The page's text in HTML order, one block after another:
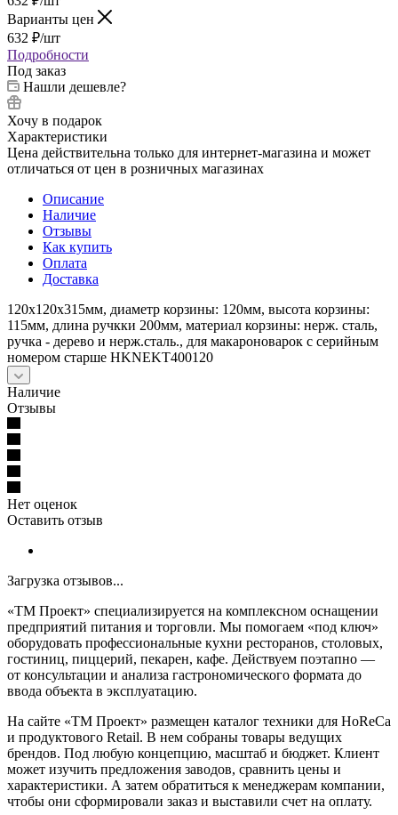
Варианты цен
632 ₽/шт
Подробности
Под заказ
Нашли дешевле?
Хочу в подарок
Характеристики
Цена действительна только для интернет-магазина и может
отличаться от цен в розничных магазинах
Описание
Наличие
Отзывы
Как купить
Оплата
Доставка
120x120x315мм, диаметр корзины: 120мм, высота корзины:
115мм, длина ручкки 200мм, материал корзины: нерж. сталь,
ручка - дерево и нерж.сталь., для макароноварок с серийным
номером старше HKNEKT400120
Наличие
Отзывы
Нет оценок
Оставить отзыв
Загрузка отзывов...
«ТМ Проект» специализируется на комплексном оснащении
предприятий питания и торговли. Мы помогаем «под ключ»
оборудовать профессиональные кухни ресторанов, столовых,
гостиниц, пиццерий, пекарен, кафе. Действуем поэтапно —
от консультации и анализа гастрономического формата до
ввода объекта в эксплуатацию.
На сайте «ТМ Проект» размещен каталог техники для HoReCa
и продуктового Retail. В нем собраны товары ведущих
брендов. Под любую концепцию, масштаб и бюджет. Клиент
может изучить предложения заводов, сравнить цены и
характеристики. А затем обратиться к менеджерам компании,
чтобы они сформировали заказ и выставили счет на оплату.